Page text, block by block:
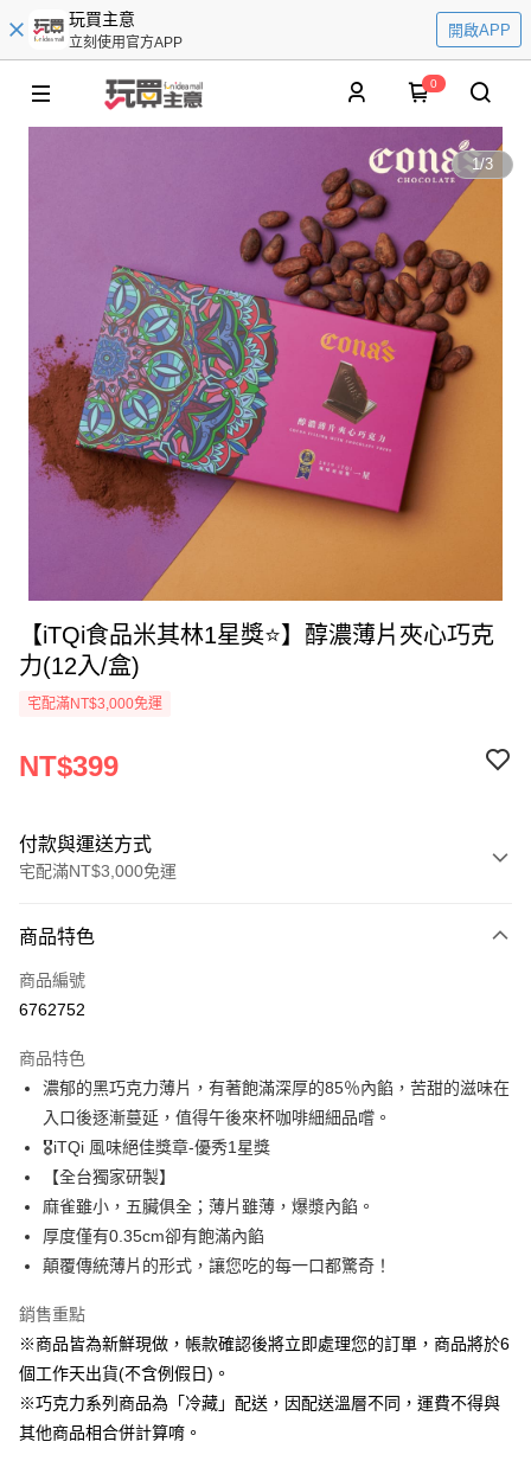
玩買主意
立刻使用官方APP
開啟APP
0
1/3
【iTQi食品米其林1星獎⭐】醇濃薄片夾心巧克
力(12入/盒)
宅配滿NT$3,000免運
NT$399
付款與運送方式
宅配滿NT$3,000免運
信用卡一次付款
ATM付款
運送方式
冷凍美食
每筆NT$180，滿NT$3,000(含以上)免運費
商品特色
商品編號
6762752
商品特色
濃郁的黑巧克力薄片，有著飽滿深厚的85％內餡，苦甜的滋味在
入口後逐漸蔓延，值得午後來杯咖啡細細品嚐。
🎖iTQi 風味絕佳獎章-優秀1星獎
【全台獨家研製】
麻雀雖小，五臟俱全；薄片雖薄，爆漿內餡。
厚度僅有0.35cm卻有飽滿內餡
顛覆傳統薄片的形式，讓您吃的每一口都驚奇！
銷售重點
※商品皆為新鮮現做，帳款確認後將立即處理您的訂單，商品將於6
個工作天出貨(不含例假日)。
※巧克力系列商品為「冷藏」配送，因配送溫層不同，運費不得與
其他商品相合併計算唷。